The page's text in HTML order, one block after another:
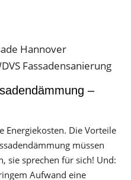
–
Energiekosten. Die Vorteile
müssen
sie sprechen für sich! Und:
Aufwand eine